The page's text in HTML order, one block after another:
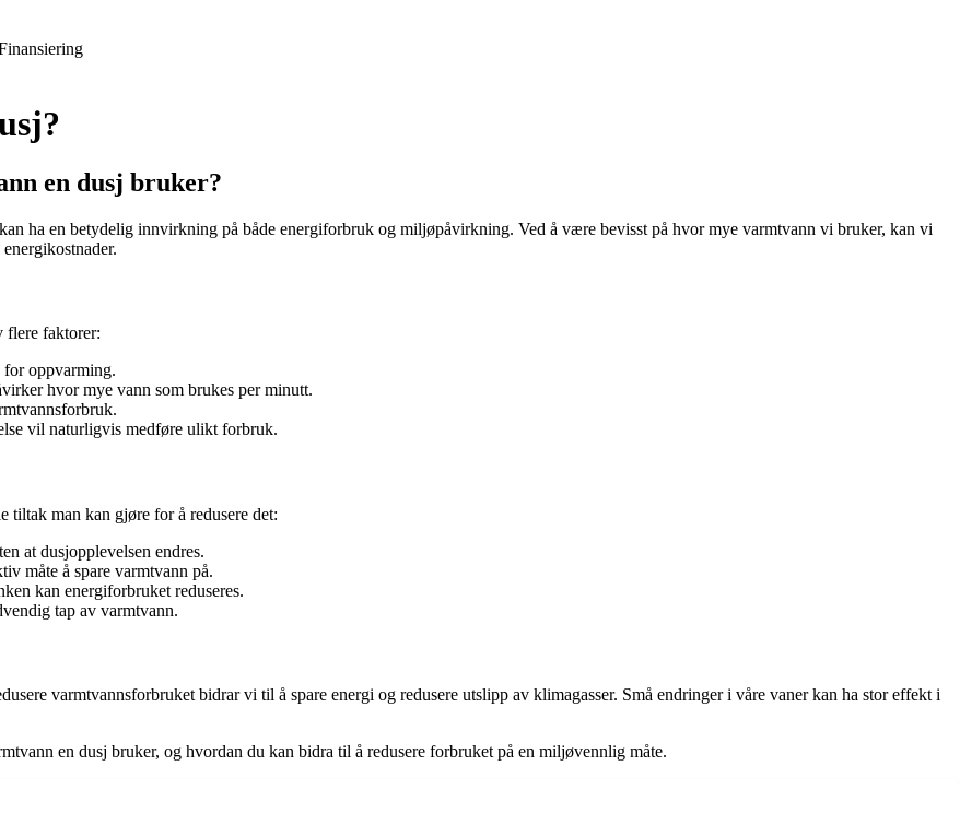
en dusj bruker?
ha en betydelig innvirkning på både energiforbruk og miljøpåvirkning. Ved å være bevisst på hvor mye varmtvann vi bruker, kan vi
flere faktorer:
for oppvarming.
hvor mye vann som brukes per minutt.
vil naturligvis medføre ulikt forbruk.
man kan gjøre for å redusere det:
at dusjopplevelsen endres.
måte å spare varmtvann på.
kan energiforbruket reduseres.
tap av varmtvann.
varmtvannsforbruket bidrar vi til å spare energi og redusere utslipp av klimagasser. Små endringer i våre vaner kan ha stor effekt i
en dusj bruker, og hvordan du kan bidra til å redusere forbruket på en miljøvennlig måte.